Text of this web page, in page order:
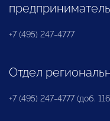
+7 (495) 247-4777
Отдел
+7 (495) 247-4777 (доб.